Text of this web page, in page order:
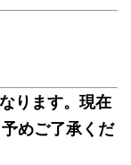
ります。現在
めご了承くだ